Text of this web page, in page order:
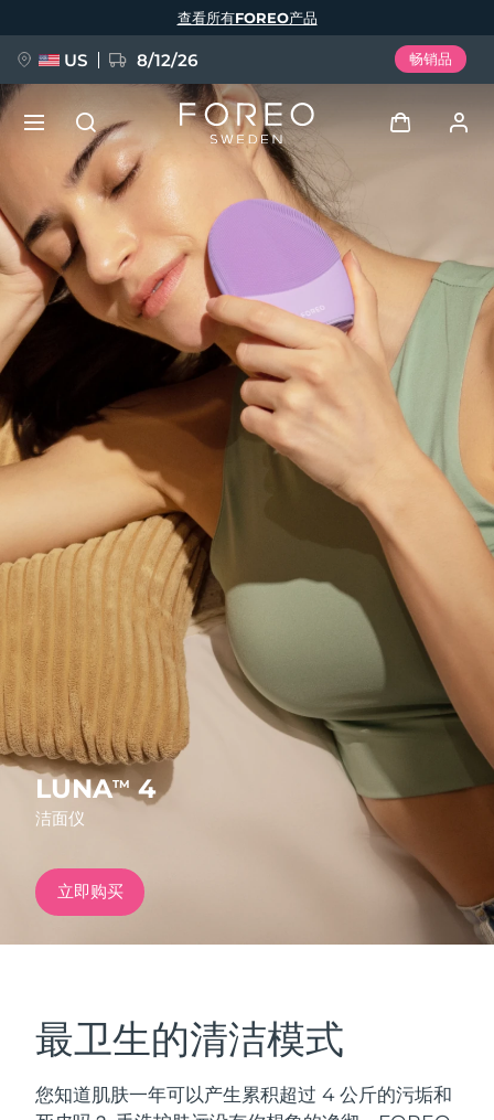
LUNATM4
洁面仪
立即购买
最卫生的清洁模式
您知道肌肤一年可以产生累积超过 4 公斤的污垢和
查看所有FOREO产品
US 8/12/26 畅销品
用户信息
我的设备
我的订单
我的地址
我的订阅
新品
FAQ™ Pure Beauty-Tech Elixir
BREAKING NEWS
issa™ Teeth Whitening Set
FAQ™ Dual LED Panel
热门产品
特别优惠
红光疗法
语言
English Deutsch
Español
Français
Italiano
Português
Svenska
Русский
Türkçe
简体中文 繁體中文
发货国家
美国 预计送达日期2026/8/12
英国 预计送达日期 2026/8/11
西班牙 2026/8/11
澳大利亚 预计送达日期2026/8/14
法国 预计送达日期
德国 预计送达日期
加拿大 2026/8/15
奥地利 预计送达日期